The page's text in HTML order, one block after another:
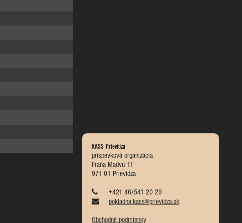
KASS Prievidza
príspevková organizácia
Fraňa Madvu 11
971 01 Prievidza
+421 46/541 20 29
pokladna.kass@prievidza.sk
Obchodné podmienky